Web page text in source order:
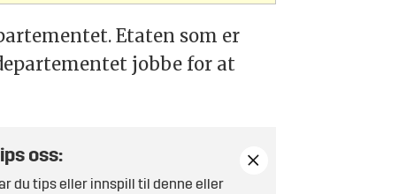
Etaten som er
jobbe for at
oss:
du tips eller innspill til denne eller